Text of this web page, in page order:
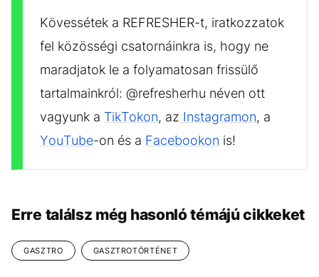
Kövessétek a REFRESHER-t, iratkozzatok
fel közösségi csatornáinkra is, hogy ne
maradjatok le a folyamatosan frissülő
tartalmainkról: @refresherhu néven ott
vagyunk a TikTokon, az Instagramon, a
YouTube-on és a Facebookon is!
Erre találsz még hasonló témájú cikkeket
GASZTRO GASZTROTÖRTÉNET